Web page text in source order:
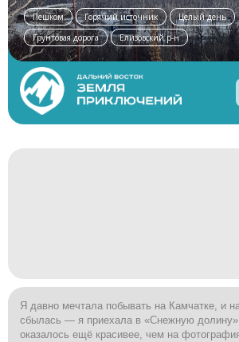
Пешком Горячий источник
Целый день
Грунтовая дорога
Елизовский р-н
Я давно мечтала побывать на Камчатке, и
сбылась — я приехала в «Снежную
оказалось ещё красивее, чем на